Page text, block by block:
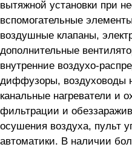
вытяжной установки при
вспомогательные
воздушные клапаны,
дополнительные
внутренние воздухо-
диффузоры, воздуховоды
канальные нагреватели и
фильтрации и
осушения воздуха, пульт
автоматики. В наличии